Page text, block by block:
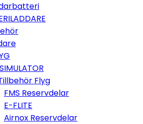
Flyg
FMS Reservdelar
E-FLITE
Airnox Reservdelar